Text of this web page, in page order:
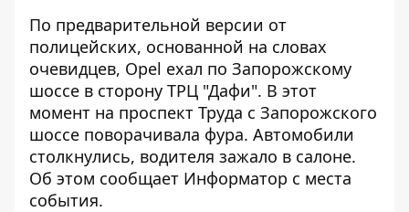
По предварительной версии от
полицейских, основанной на словах
очевидцев, Opel ехал по Запорожскому
шоссе в сторону ТРЦ "Дафи". В этот
момент на проспект Труда с Запорожского
шоссе поворачивала фура. Автомобили
столкнулись, водителя зажало в салоне.
Об этом сообщает Информатор с места
события.